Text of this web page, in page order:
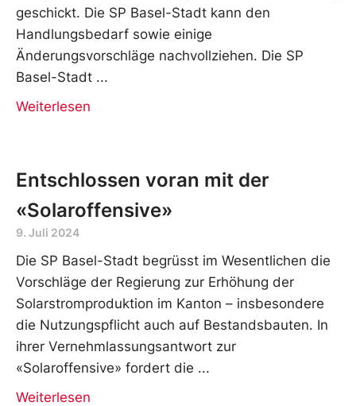
geschickt. Die SP Basel-Stadt kann den
Handlungsbedarf sowie einige
Änderungsvorschläge nachvollziehen. Die SP
Basel-Stadt
Weiterlesen
Entschlossen voran mit der
«Solaroffensive»
9. Juli 2024
Die SP Basel-Stadt begrüsst im Wesentlichen die
Vorschläge der Regierung zur Erhöhung der
Solarstromproduktion im Kanton – insbesondere
die Nutzungspflicht auch auf Bestandsbauten. In
ihrer Vernehmlassungsantwort zur
«Solaroffensive» fordert die
Weiterlesen